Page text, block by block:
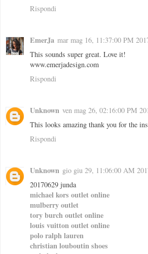
Rispondi
EmerJa mar mag 16, 11:37:00 PM
This sounds super great. Love it!
www.emerjadesign.com
Rispondi
Unknown ven mag 26, 02:16:00 PM
This looks amazing thank you for the
Rispondi
Unknown gio giu 29, 11:06:00 AM
20170629 junda
michael kors outlet online
mulberry outlet
tory burch outlet online
louis vuitton outlet online
polo ralph lauren
christian louboutin shoes